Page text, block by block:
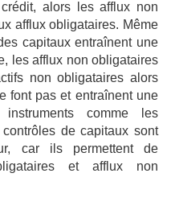
alors les afflux non
afflux obligataires. Même
capitaux entraînent une
les afflux non obligataires
non obligataires alors
font pas et entraînent une
comme les
de capitaux sont
car ils permettent de
et afflux non